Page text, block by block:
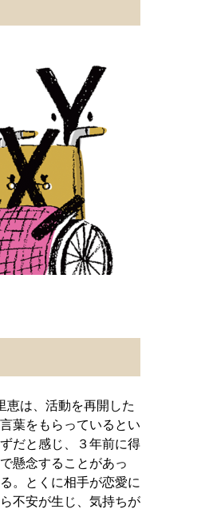
恵は、活動を再開した
葉をもらっているとい
だと感じ、３年前に得
懸念することがあっ
。とくに相手が恋愛に
不安が生じ、気持ちが